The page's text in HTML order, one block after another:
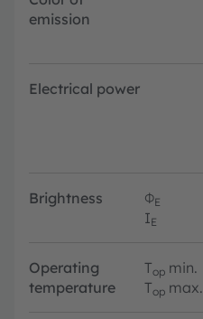
emission
Electrical power
Brightness ΦE
IE
Operating
temperature
Top min.
Top max.